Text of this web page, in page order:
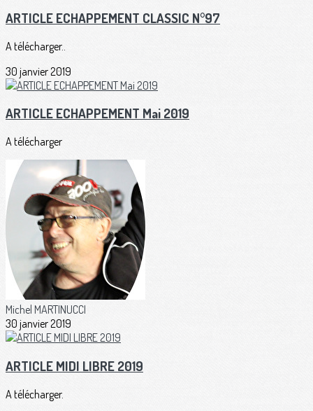
ARTICLE ECHAPPEMENT CLASSIC N°97
A télécharger..
30 janvier 2019
ARTICLE ECHAPPEMENT Mai 2019
A télécharger
Michel MARTINUCCI
30 janvier 2019
ARTICLE MIDI LIBRE 2019
A télécharger.